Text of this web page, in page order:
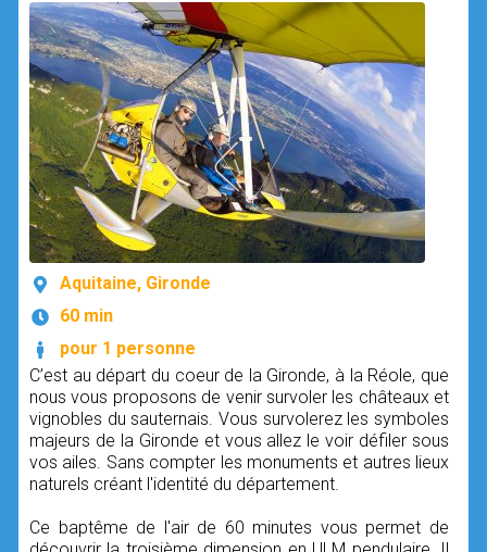
Aquitaine, Gironde
60 min
pour 1 personne
C’est au départ du coeur de la Gironde, à la Réole, que
nous vous proposons de venir survoler les châteaux et
vignobles du sauternais. Vous survolerez les symboles
majeurs de la Gironde et vous allez le voir défiler sous
vos ailes. Sans compter les monuments et autres lieux
naturels créant l'identité du département.
Ce baptême de l'air de 60 minutes vous permet de